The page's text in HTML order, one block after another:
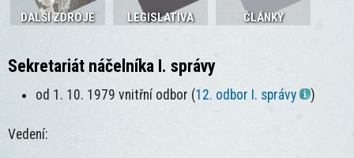
DALŠÍ ZDROJE LEGISLATIVA ČLÁNKY
Sekretariát náčelníka I. správy
od 1. 10. 1979 vnitřní odbor (12. odbor I. správy )
Vedení: